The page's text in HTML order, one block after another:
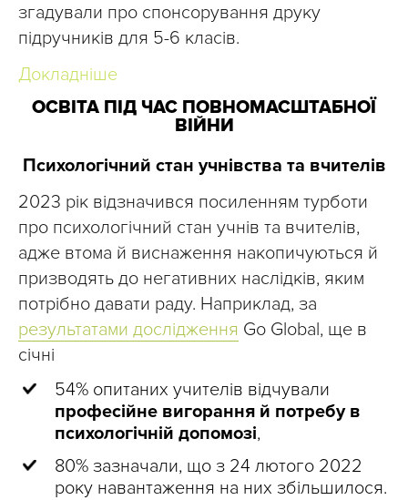
згадували про спонсорування друку
підручників для 5-6 класів.
Докладніше
ОСВІТА ПІД ЧАС ПОВНОМАСШТАБНОЇ
ВІЙНИ
Психологічний стан учнівства та вчителів
2023 рік відзначився посиленням турботи
про психологічний стан учнів та вчителів,
адже втома й виснаження накопичуються й
призводять до негативних наслідків, яким
потрібно давати раду. Наприклад, за
результатами дослідження Go Global, ще в
січні
54% опитаних учителів відчували
професійне вигорання й потребу в
психологічній допомозі,
80% зазначали, що з 24 лютого 2022
року навантаження на них збільшилося.